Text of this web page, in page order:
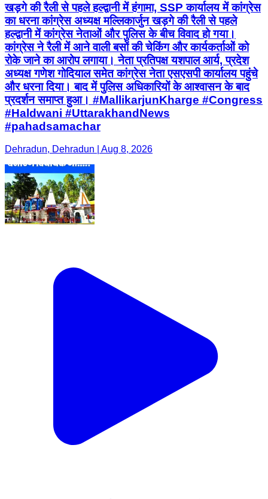
खड़गे की रैली से पहले हल्द्वानी में हंगामा, SSP कार्यालय में कांग्रेस
का धरना कांग्रेस अध्यक्ष मल्लिकार्जुन खड़गे की रैली से पहले
हल्द्वानी में कांग्रेस नेताओं और पुलिस के बीच विवाद हो गया।
कांग्रेस ने रैली में आने वाली बसों की चेकिंग और कार्यकर्ताओं को
रोके जाने का आरोप लगाया। नेता प्रतिपक्ष यशपाल आर्य, प्रदेश
अध्यक्ष गणेश गोदियाल समेत कांग्रेस नेता एसएसपी कार्यालय पहुंचे
और धरना दिया। बाद में पुलिस अधिकारियों के आश्वासन के बाद
प्रदर्शन समाप्त हुआ। #MallikarjunKharge #Congress
#Haldwani #UttarakhandNews
#pahadsamachar
Dehradun, Dehradun | Aug 8, 2026